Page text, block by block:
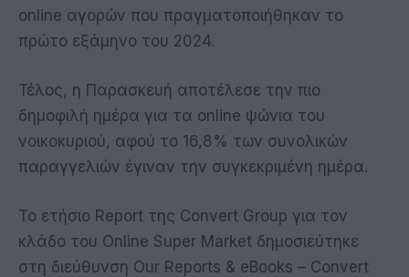
online αγορών που πραγματοποιήθηκαν το
πρώτο εξάμηνο του 2024.
Τέλος, η Παρασκευή αποτέλεσε την πιο
δημοφιλή ημέρα για τα οnline ψώνια του
νοικοκυριού, αφού το 16,8% των συνολικών
παραγγελιών έγιναν την συγκεκριμένη ημέρα.
To ετήσιο Report της Convert Group για τον
κλάδο του Online Super Μarket δημοσιεύτηκε
στη διεύθυνση Our Reports & eBooks – Convert